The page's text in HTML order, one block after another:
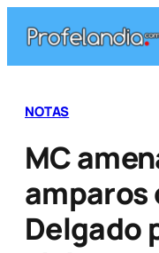
contenido
NOTAS
MC
amparos
Delgado